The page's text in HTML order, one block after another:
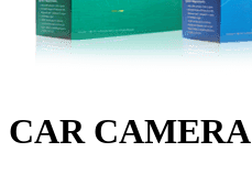
CAR CAMERA